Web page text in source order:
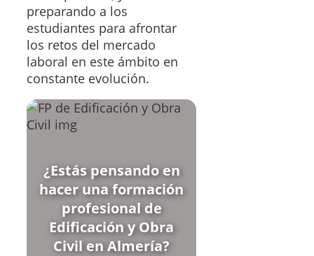
preparando a los
estudiantes para afrontar
los retos del mercado
laboral en este ámbito en
constante evolución.
¿Estás pensando en
hacer una formación
profesional de
Edificación y Obra
Civil en Almería?